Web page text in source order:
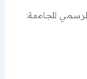
للجامعة: